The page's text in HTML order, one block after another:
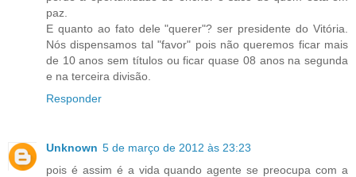
paz.
E quanto ao fato dele "querer"? ser presidente do Vitória.
Nós dispensamos tal "favor" pois não queremos ficar mais
de 10 anos sem títulos ou ficar quase 08 anos na segunda
e na terceira divisão.
Responder
Unknown 5 de março de 2012 às 23:23
pois é assim é a vida quando agente se preocupa com a